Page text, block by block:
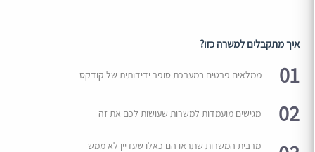
איך מתקבלים למשרה כזו?
01 ממלאים פרטים במערכת סופר ידידותית של קודקס
02 מגישים מועמדות למשרות שעושות לכם את זה
מרבית המשרות שתראו הם כאלו שעדיין לא ממש